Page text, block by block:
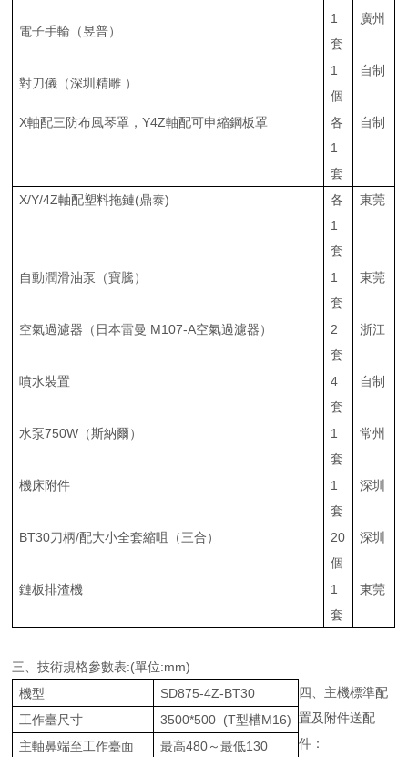
電子手輪（昱普）
1
套
廣州
對刀儀（深圳精雕 ）
1
個
自制
X軸配三防布風琴罩，Y4Z軸配可申縮鋼板罩
各
1
套
自制
X/Y/4Z軸配塑料拖鏈(鼎泰)
各
1
套
東莞
自動潤滑油泵（寶騰）
1
套
東莞
空氣過濾器（日本雷曼 M107-A空氣過濾器）
2
套
浙江
噴水裝置
4
套
自制
水泵750W（斯納爾）
1
套
常州
機床附件
1
套
深圳
BT30刀柄/配大小全套縮咀（三合）
20
個
深圳
鏈板排渣機
1
套
東莞
三、技術規格參數表:(單位:mm)
機型
SD875-4Z-BT30
工作臺尺寸
3500*500 (T型槽M16)
主軸鼻端至工作臺面
最高480～最低130
四、主機標準配
置及附件送配
件：